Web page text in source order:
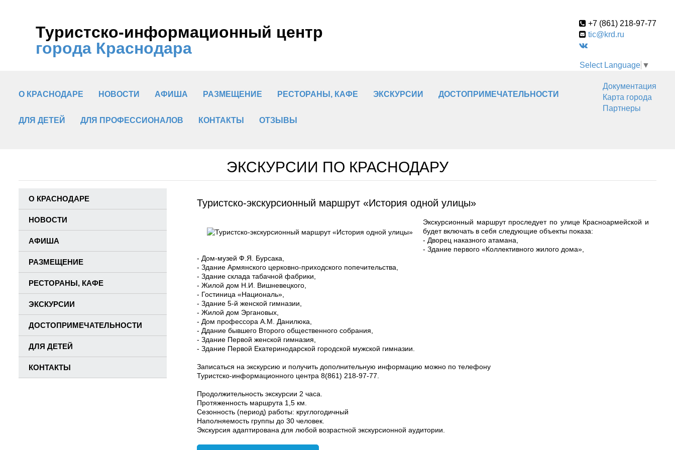
Туристско-информационный центр
города Краснодара
+7 (861) 218-97-77
tic@krd.ru
Select Language ▼
О КРАСНОДАРЕ НОВОСТИ АФИША РАЗМЕЩЕНИЕ РЕСТОРАНЫ, КАФЕ ЭКСКУРСИИ ДОСТОПРИМЕЧАТЕЛЬНОСТИ
ДЛЯ ДЕТЕЙ ДЛЯ ПРОФЕССИОНАЛОВ КОНТАКТЫ ОТЗЫВЫ
Документация
Карта города
Партнеры
ЭКСКУРСИИ ПО КРАСНОДАРУ
О КРАСНОДАРЕ
НОВОСТИ
АФИША
РАЗМЕЩЕНИЕ
РЕСТОРАНЫ, КАФЕ
ЭКСКУРСИИ
ДОСТОПРИМЕЧАТЕЛЬНОСТИ
ДЛЯ ДЕТЕЙ
КОНТАКТЫ
Туристско-экскурсионный маршрут «История одной улицы»
Экскурсионный маршрут проследует по улице Красноармейской и
будет включать в себя следующие объекты показа:
- Дворец наказного атамана,
- Здание первого «Коллективного жилого дома»,
- Дом-музей Ф.Я. Бурсака,
- Здание Армянского церковно-приходского попечительства,
- Здание склада табачной фабрики,
- Жилой дом Н.И. Вишневецкого,
- Гостиница «Националь»,
- Здание 5-й женской гимназии,
- Жилой дом Эргановых,
- Дом профессора А.М. Данилюка,
- Ддание бывшего Второго общественного собрания,
- Здание Первой женской гимназия,
- Здание Первой Екатеринодарской городской мужской гимназии.
Записаться на экскурсию и получить дополнительную информацию можно по телефону
Туристско-информационного центра 8(861) 218-97-77.
Продолжительность экскурсии 2 часа.
Протяженность маршрута 1,5 км.
Сезонность (период) работы: круглогодичный
Наполняемость группы до 30 человек.
Экскурсия адаптирована для любой возрастной экскурсионной аудитории.